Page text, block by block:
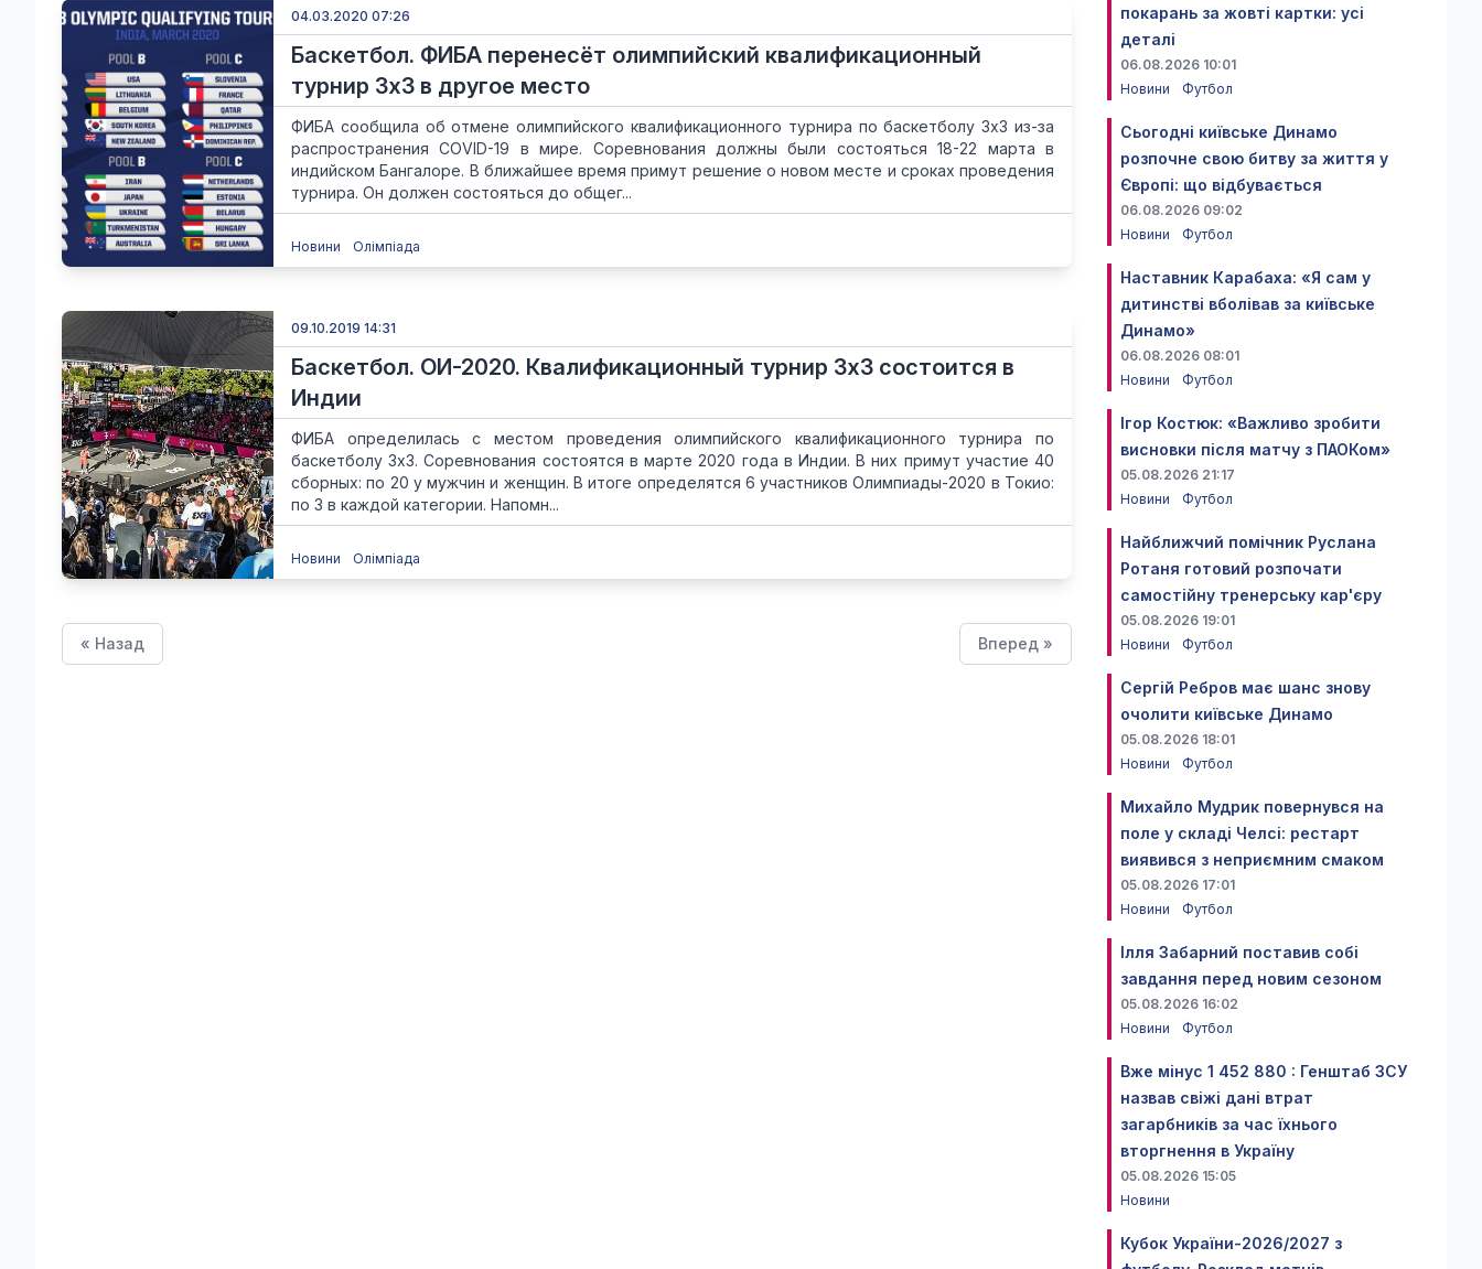
04.03.2020 07:26
Баскетбол. ФИБА перенесёт олимпийский квалификационный
турнир 3x3 в другое место
ФИБА сообщила об отмене олимпийского квалификационного турнира по баскетболу 3х3 из-за
распространения COVID-19 в мире. Соревнования должны были состояться 18-22 марта в
индийском Бангалоре. В ближайшее время примут решение о новом месте и сроках проведения
турнира. Он должен состояться до общег...
Новини Олімпіада
09.10.2019 14:31
Баскетбол. ОИ-2020. Квалификационный турнир 3x3 состоится в
Индии
ФИБА определилась с местом проведения олимпийского квалификационного турнира по
баскетболу 3х3. Соревнования состоятся в марте 2020 года в Индии. В них примут участие 40
сборных: по 20 у мужчин и женщин. В итоге определятся 6 участников Олимпиады-2020 в Токио:
по 3 в каждой категории. Напомн...
Новини Олімпіада
« Назад Вперед »
покарань за жовті картки: усі
деталі
06.08.2026 10:01
Новини
Футбол
Сьогодні київське Динамо
розпочне свою битву за життя у
Європі: що відбувається
06.08.2026 09:02
Новини
Футбол
Наставник Карабаха: «Я сам у
дитинстві вболівав за київське
Динамо»
06.08.2026 08:01
Новини
Футбол
Ігор Костюк: «Важливо зробити
висновки після матчу з ПАОКом»
05.08.2026 21:17
Новини
Футбол
Найближчий помічник Руслана
Ротаня готовий розпочати
самостійну тренерську кар'єру
05.08.2026 19:01
Новини
Футбол
Сергій Ребров має шанс знову
очолити київське Динамо
05.08.2026 18:01
Новини
Футбол
Михайло Мудрик повернувся на
поле у складі Челсі: рестарт
виявився з неприємним смаком
05.08.2026 17:01
Новини
Футбол
Ілля Забарний поставив собі
завдання перед новим сезоном
05.08.2026 16:02
Новини
Футбол
Вже мінус 1 452 880 : Генштаб ЗСУ
назвав свіжі дані втрат
загарбників за час їхнього
вторгнення в Україну
05.08.2026 15:05
Новини
Кубок України-2026/2027 з